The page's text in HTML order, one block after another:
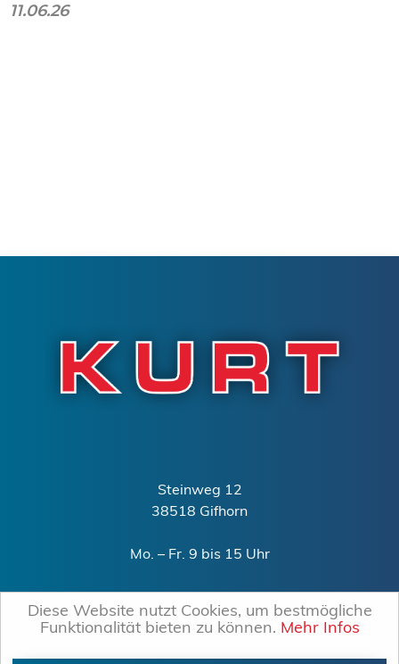
Diese Website nutzt Cookies, um bestmögliche
Funktionalität bieten zu können. Mehr Infos
11.06.26
Steinweg 12
38518 Gifhorn
Mo. – Fr. 9 bis 15 Uhr
0151 – 15240340
mail@kurt-gifhorn.de